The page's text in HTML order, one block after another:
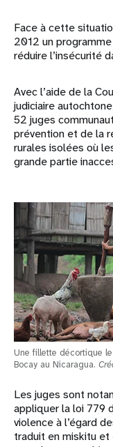
Face à cette
2012 un
réduire l’insécurité
Avec l’aide de la
judiciaire
52 juges
prévention et de la
rurales isolées où
grande partie
Une fillette décortique
Bocay au Nicaragua.
Les juges sont
appliquer la loi 779
violence à l’égard
traduit en miskitu et